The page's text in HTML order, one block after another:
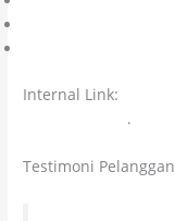
Internal Link:
.
Testimoni Pelanggan